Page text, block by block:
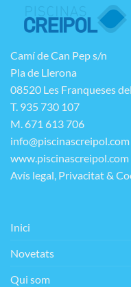
Camí de Can Pep s/n
Pla de Llerona
08520 Les Franqueses
T. 935 730 107
M. 671 613 706
info@piscinascreipol.com
www.piscinascreipol.com
Avís legal, Privacitat &
Inici
Novetats
Qui som